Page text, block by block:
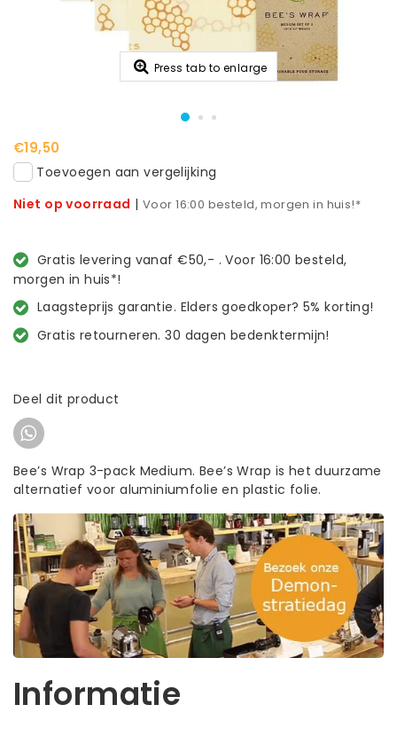
Press tab to enlarge
€19,50
Toevoegen aan vergelijking
Niet op voorraad | Voor 16:00 besteld, morgen in huis!*
Gratis levering vanaf €50,- . Voor 16:00 besteld,
morgen in huis*!
Laagsteprijs garantie. Elders goedkoper? 5% korting!
Gratis retourneren. 30 dagen bedenktermijn!
Deel dit product
Bee’s Wrap 3-pack Medium. Bee’s Wrap is het duurzame
alternatief voor aluminiumfolie en plastic folie.
Informatie